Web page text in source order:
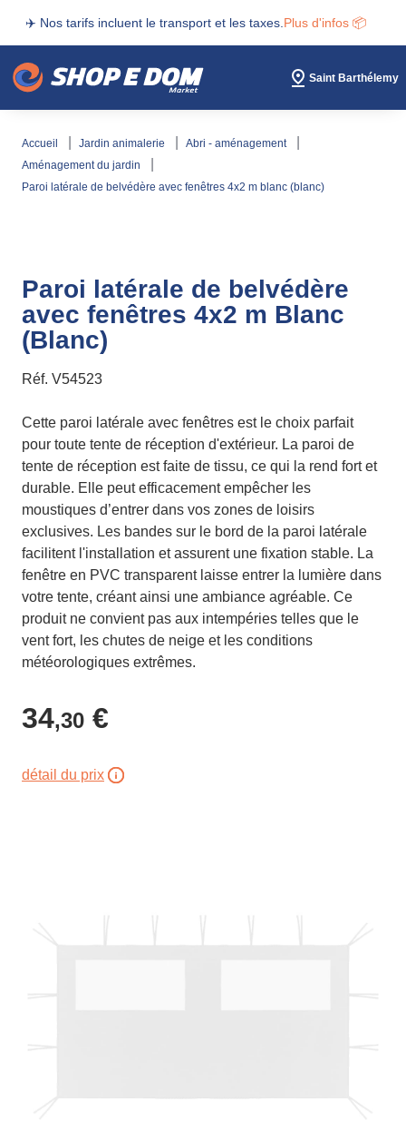
✈️ Nos tarifs incluent le transport et les taxes. Plus d'infos 📦
Saint Barthélemy
accueil jardin animalerie
abri - aménagement
aménagement du jardin
paroi latérale de belvédère avec fenêtres 4x2 m blanc (blanc)
Paroi latérale de belvédère
avec fenêtres 4x2 m Blanc
(Blanc)
Réf. V54523
Cette paroi latérale avec fenêtres est le choix parfait
pour toute tente de réception d'extérieur. La paroi de
tente de réception est faite de tissu, ce qui la rend fort et
durable. Elle peut efficacement empêcher les
moustiques d’entrer dans vos zones de loisirs
exclusives. Les bandes sur le bord de la paroi latérale
facilitent l'installation et assurent une fixation stable. La
fenêtre en PVC transparent laisse entrer la lumière dans
votre tente, créant ainsi une ambiance agréable. Ce
produit ne convient pas aux intempéries telles que le
vent fort, les chutes de neige et les conditions
météorologiques extrêmes.
34,30 €
détail du prix